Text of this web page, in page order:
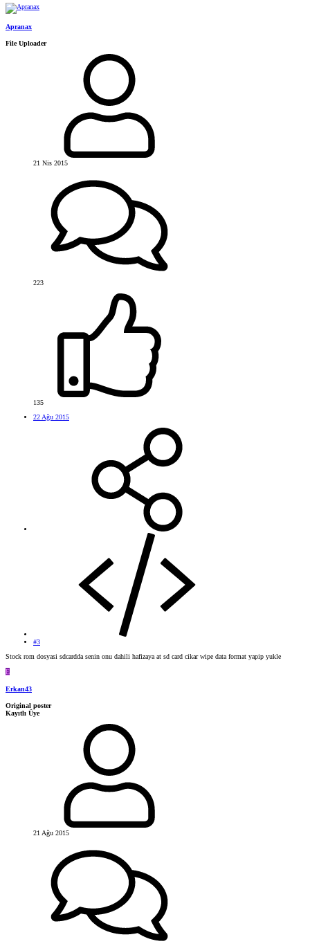
Apranax
File Uploader
21 Nis 2015
223
135
22 Ağu 2015
#3
Stock rom dosyasi sdcardda senin onu dahili hafizaya at sd card cikar wipe data format yapip yukle
E
Erkan43
Original poster
Kayıtlı Üye
21 Ağu 2015